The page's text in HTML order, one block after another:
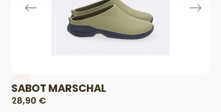
SABOT
SABOT MARSCHAL
28,90 €